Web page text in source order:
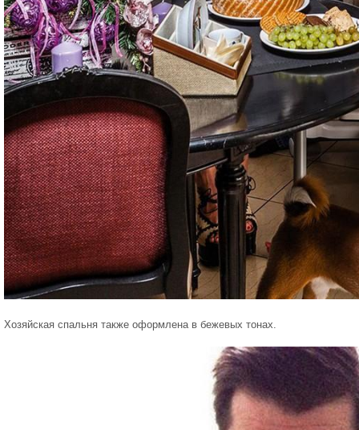
Хозяйская спальня также оформлена в бежевых тонах.